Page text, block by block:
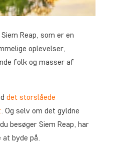
Reap, som er en
oplevelser,
folk og masser af
det storslåede
. Og selv om det gyldne
besøger Siem Reap, har
byde på.